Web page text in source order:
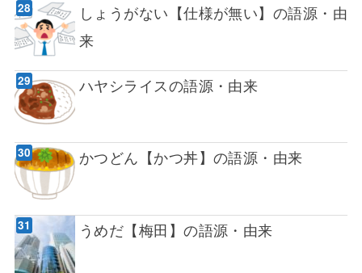
しょうがない【仕様が無い】の語源・由
来
ハヤシライスの語源・由来
かつどん【かつ丼】の語源・由来
うめだ【梅田】の語源・由来